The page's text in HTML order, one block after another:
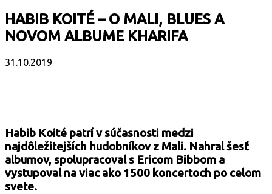
HABIB KOITÉ – O MALI, BLUES A
NOVOM ALBUME KHARIFA
31.10.2019
Habib Koité patrí v súčasnosti medzi
najdôležitejších hudobníkov z Mali. Nahral šesť
albumov, spolupracoval s Ericom Bibbom a
vystupoval na viac ako 1500 koncertoch po celom
svete.